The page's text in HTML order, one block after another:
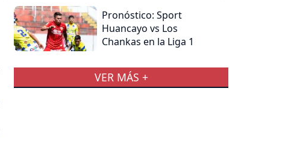
Pronóstico: Sport
Huancayo vs Los
Chankas en la Liga 1
VER MÁS +